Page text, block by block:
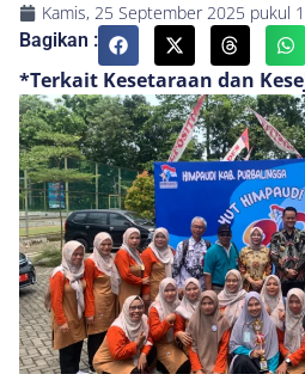
Kamis, 25 September 2025 pukul
Bagikan :
*Terkait Kesetaraan dan